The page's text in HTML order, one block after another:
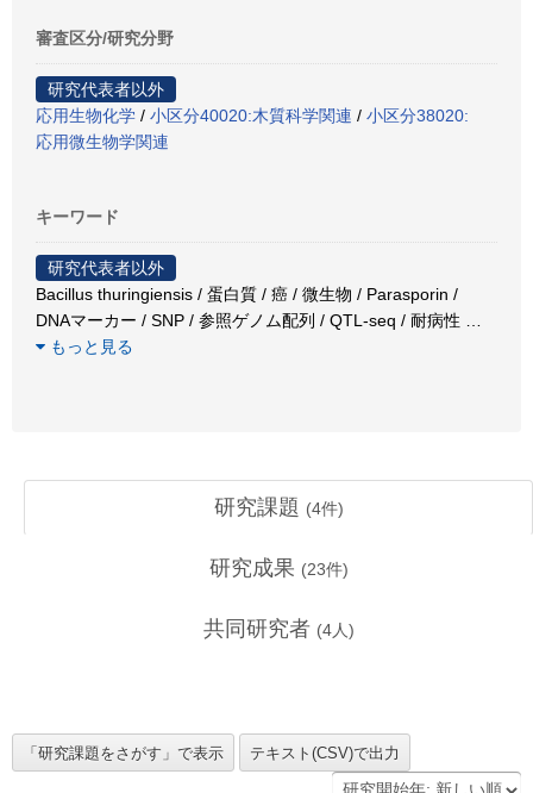
審査区分/研究分野
研究代表者以外
応用生物化学 / 小区分40020:木質科学関連 / 小区分38020:
応用微生物学関連
キーワード
研究代表者以外
Bacillus thuringiensis / 蛋白質 / 癌 / 微生物 / Parasporin /
DNAマーカー / SNP / 参照ゲノム配列 / QTL-seq / 耐病性
もっと見る
研究課題 (4件)
研究成果 (23件)
共同研究者 (4人)